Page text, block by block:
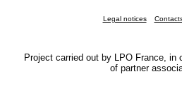
Legal notices
Project carried out by LPO France, in
of partner